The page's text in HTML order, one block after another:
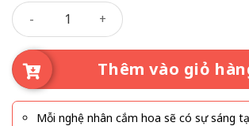
quan và tình cảm thủy chung. Khi được
hoa hướng dương 6 bông đẹp nhất – Lời
món quà này như một thông điệp ý
của bạn luôn chân thành, luôn hướng
thương giống như hoa hướng dương
sáng.
Lời Hẹn Trăm Năm số lượng
Thêm vào giỏ
Mỗi nghệ nhân cắm hoa sẽ có sự sáng